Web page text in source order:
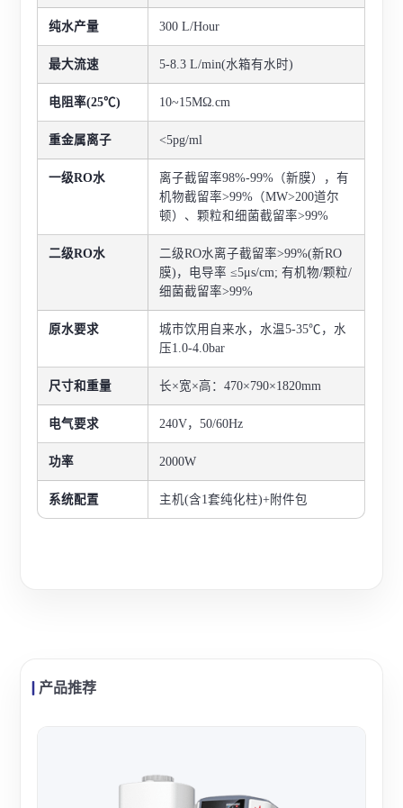
纯水产量 300 L/Hour
最大流速 5-8.3 L/min(水箱有水时)
电阻率(25℃) 10~15MΩ.cm
重金属离子 <5pg/ml
一级RO水
离子截留率98%-99%（新膜），有
机物截留率>99%（MW>200道尔
顿）、颗粒和细菌截留率>99%
二级RO水
二级RO水离子截留率>99%(新RO
膜)，电导率 ≤5μs/cm; 有机物/颗粒/
细菌截留率>99%
原水要求
城市饮用自来水，水温5-35℃，水
压1.0-4.0bar
尺寸和重量 长×宽×高：470×790×1820mm
电气要求 240V，50/60Hz
功率 2000W
系统配置 主机(含1套纯化柱)+附件包
产品推荐